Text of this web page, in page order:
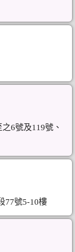
6號及119號、
77號5-10樓